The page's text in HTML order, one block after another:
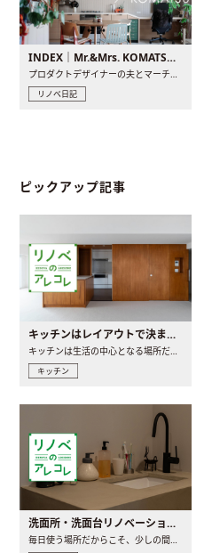
INDEX｜Mr.&Mrs. KOMATSU renovation diary
プロダクトデザイナーの夫とマーチャンダイザーの妻が、夫婦で..
リノベ日記
ピックアップ記事
キッチンはレイアウトで決まる。後悔しないための考え方と選び方
キッチン
洗面所・洗面台リノベーションの事例と間取りアイデア
毎日使う場所だからこそ、少しの間取りの工夫や素材の選び方で..